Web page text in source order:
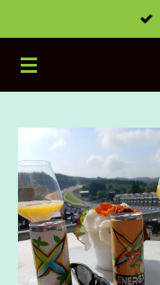
contenu
principal